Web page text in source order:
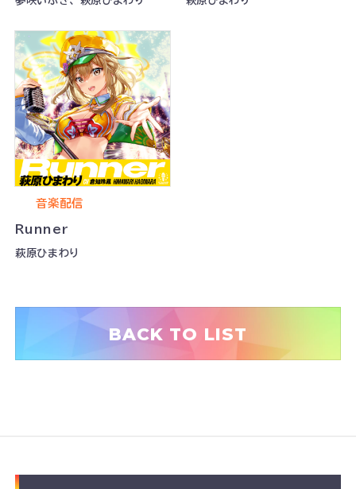
音楽配信
Runner
萩原ひまわり
BACK TO LIST